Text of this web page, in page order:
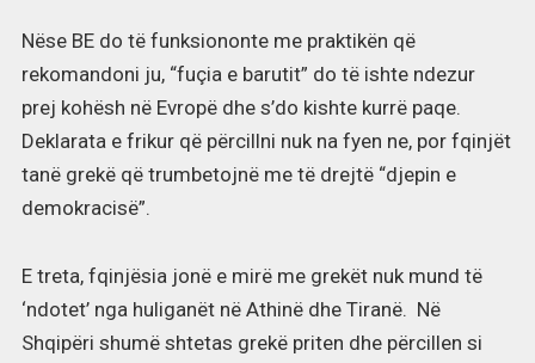
Nëse BE do të funksiononte me praktikën që
rekomandoni ju, “fuçia e barutit” do të ishte ndezur
prej kohësh në Evropë dhe s’do kishte kurrë paqe.
Deklarata e frikur që përcillni nuk na fyen ne, por fqinjët
tanë grekë që trumbetojnë me të drejtë “djepin e
demokracisë”.
E treta, fqinjësia jonë e mirë me grekët nuk mund të
‘ndotet’ nga huliganët në Athinë dhe Tiranë. Në
Shqipëri shumë shtetas grekë priten dhe përcillen si